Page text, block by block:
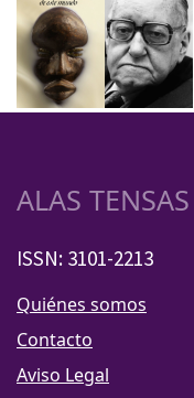
ALAS TENSAS
ISSN: 3101-2213
Quiénes somos
Contacto
Aviso Legal